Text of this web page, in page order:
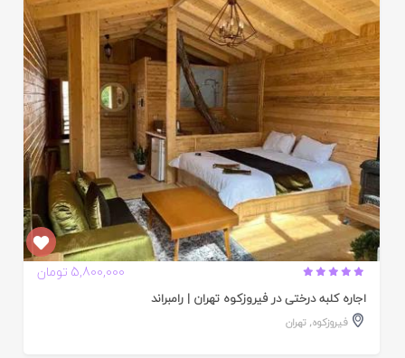
5,800,000 تومان
اجاره کلبه درختی در فیروزکوه تهران | رامبراند
فیروزکوه,تهران